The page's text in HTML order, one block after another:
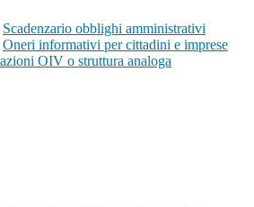
Scadenzario obblighi amministrativi
Oneri informativi per cittadini e imprese
OIV o struttura analoga